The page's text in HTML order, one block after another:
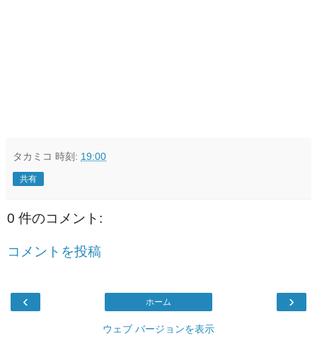
タカミコ 時刻: 19:00
共有
0 件のコメント:
コメントを投稿
‹ ›
ホーム
ウェブ バージョンを表示